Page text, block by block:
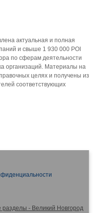
актуальная и полная
и свыше 1 930 000 POI
по сферам деятельности
организаций. Материалы на
целях и получены из
соответствующих
- Великий Новгород